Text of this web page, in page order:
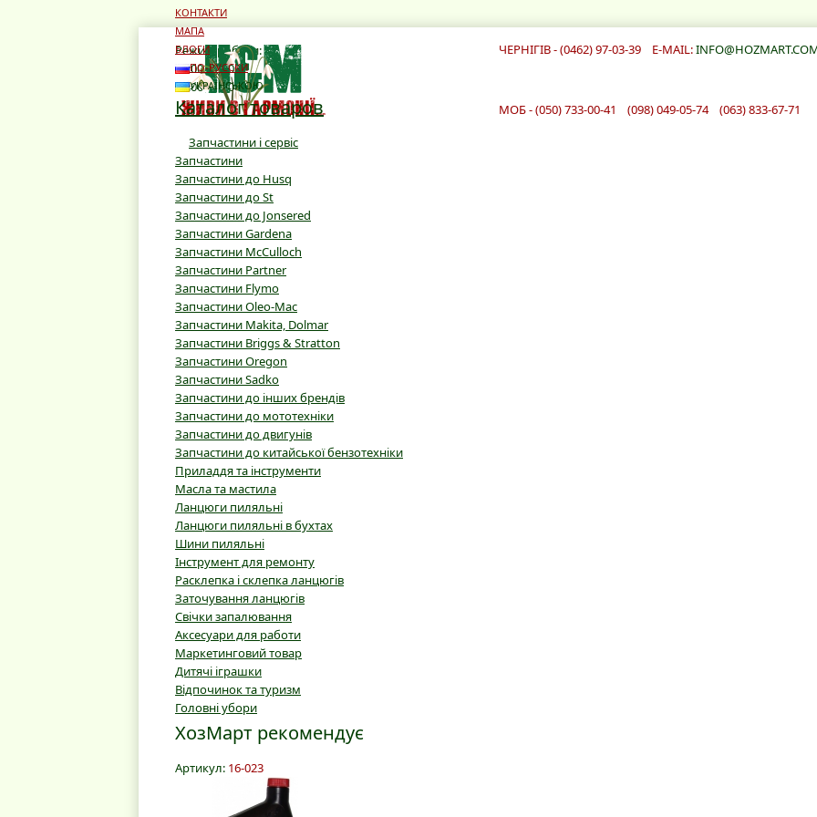
Режим роботи:
10:00 - 19:00
10:00 - 16:00
ЧЕРНІГІВ - (0462) 97-03-39 E-MAIL:
Каталог товаров
Запчастини і сервіс
Запчастини
Запчастини до Husq
Запчастини до St
Запчастини до Jonsered
Запчастини Gardena
Запчастини McCulloch
Запчастини Partner
Запчастини Flymo
Запчастини Oleo-Mac
Запчастини Makita, Dolmar
Запчастини Briggs & Stratton
Запчастини Oregon
Запчастини Sadko
Запчастини до інших брендів
Запчастини до мототехніки
Запчастини до двигунів
Запчастини до китайської бензотехніки
Приладдя та інструменти
Масла та мастила
Ланцюги пиляльні
Ланцюги пиляльні в бухтах
Шини пиляльні
Інструмент для ремонту
Расклепка і склепка ланцюгів
Заточування ланцюгів
Свічки запалювання
Аксесуари для работи
Маркетинговий товар
Дитячі іграшки
Відпочинок та туризм
Головні убори
ХозМарт рекомендує
Артикул: 16-023
МОБ - (050) 733-00-41 (098) 049-05-74 (063) 833-67-71
КОНТАКТИ
МАПА
БЛОГИ
ПО-РУССКИ
УКРАЇНСЬКОЮ